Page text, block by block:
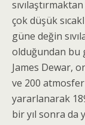
çok düşük
güne değin
olduğundan bu
James Dewar,
ve 200 atmosfer
yararlanarak
bir yıl sonra da